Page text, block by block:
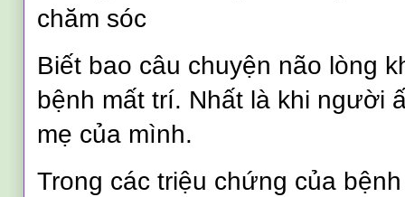
chăm sóc
Biết bao câu chuyện não lòng
bệnh mất trí. Nhất là khi người
mẹ của mình.
Trong các triệu chứng của